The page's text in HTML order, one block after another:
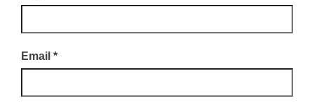
Email *